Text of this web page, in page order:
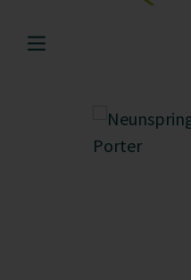
Bildergalerie